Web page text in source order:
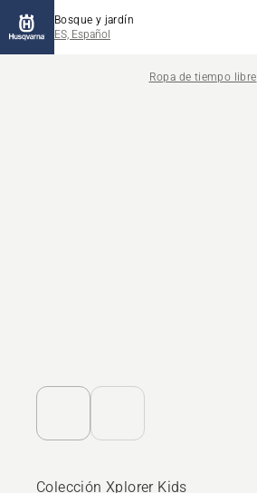
Bosque y jardín
ES, Español
Ropa de tiempo libre
Colección Xplorer Kids